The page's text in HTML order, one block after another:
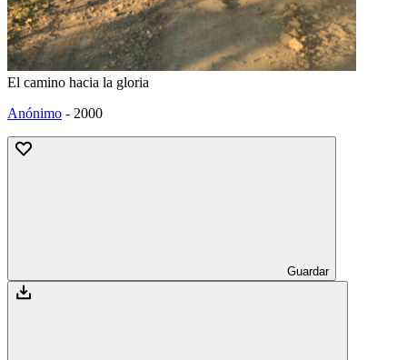
El camino hacia la gloria
Anónimo - 2000
Guardar